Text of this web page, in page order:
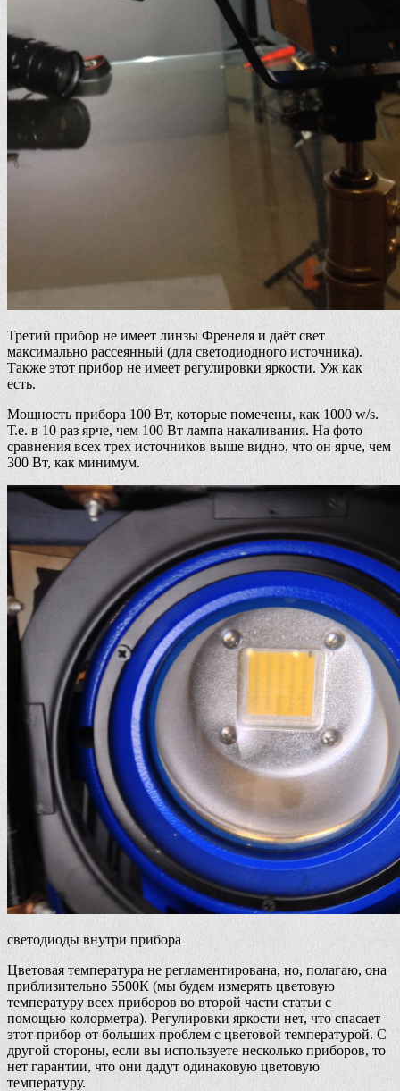
Третий прибор не имеет линзы Френеля и даёт свет
максимально рассеянный (для светодиодного источника).
Также этот прибор не имеет регулировки яркости. Уж как
есть.
Мощность прибора 100 Вт, которые помечены, как 1000 w/s.
Т.е. в 10 раз ярче, чем 100 Вт лампа накаливания. На фото
сравнения всех трех источников выше видно, что он ярче, чем
300 Вт, как минимум.
светодиоды внутри прибора
Цветовая температура не регламентирована, но, полагаю, она
приблизительно 5500К (мы будем измерять цветовую
температуру всех приборов во второй части статьи с
помощью колорметра). Регулировки яркости нет, что спасает
этот прибор от больших проблем с цветовой температурой. С
другой стороны, если вы используете несколько приборов, то
нет гарантии, что они дадут одинаковую цветовую
температуру.